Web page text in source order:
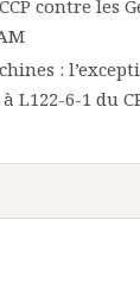
contre les
:
L122-6-1 du